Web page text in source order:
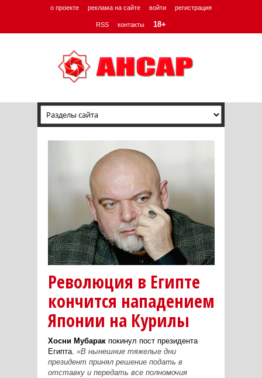
о проекте реклама на сайте войти регистрация
RSS контакты 18+
Революция в Египте
кончится нападением
Японии на Курилы
Хосни Мубарак покинул пост президента
Египта. «В нынешние тяжелые дни
президент принял решение подать в
отставку и передать все полномочия